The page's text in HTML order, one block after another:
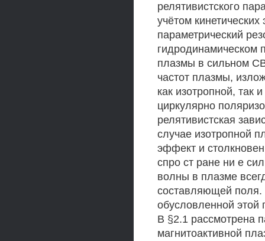
релятивистского
учётом
параметрический
гидродинамическом
плазмы в сильном
частот плазмы,
как изотропной, так
циркулярно
релятивистская
случае изотропной
эффект и
спро ст ране ни е
волны в плазме
составляющей поля.
обусловленной
В §2.1 рассмотрена
магнитоактивной